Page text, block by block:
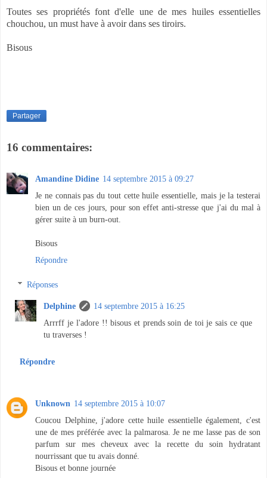
Toutes ses propriétés font d'elle une de mes huiles essentielles
chouchou, un must have à avoir dans ses tiroirs.
Bisous
Partager
16 commentaires:
Amandine Didine 14 septembre 2015 à 09:27
Je ne connais pas du tout cette huile essentielle, mais je la testerai
bien un de ces jours, pour son effet anti-stresse que j'ai du mal à
gérer suite à un burn-out.
Bisous
Répondre
Réponses
Delphine
14 septembre 2015 à 16:25
Arrrff je l'adore !! bisous et prends soin de toi je sais ce que
tu traverses !
Répondre
Unknown 14 septembre 2015 à 10:07
Coucou Delphine, j'adore cette huile essentielle également, c'est
une de mes préférée avec la palmarosa. Je ne me lasse pas de son
parfum sur mes cheveux avec la recette du soin hydratant
nourrissant que tu avais donné.
Bisous et bonne journée